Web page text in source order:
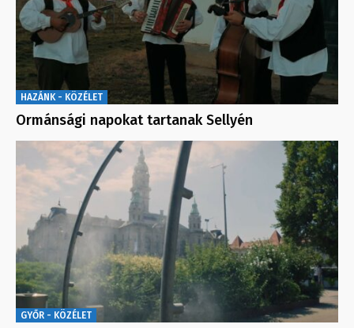
HAZÁNK - KÖZÉLET
Ormánsági napokat tartanak Sellyén
GYŐR - KÖZÉLET